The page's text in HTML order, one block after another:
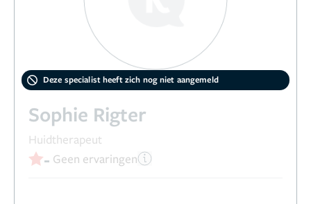
Deze specialist heeft zich nog niet aangemeld
Sophie Rigter
Huidtherapeut
- Geen ervaringen